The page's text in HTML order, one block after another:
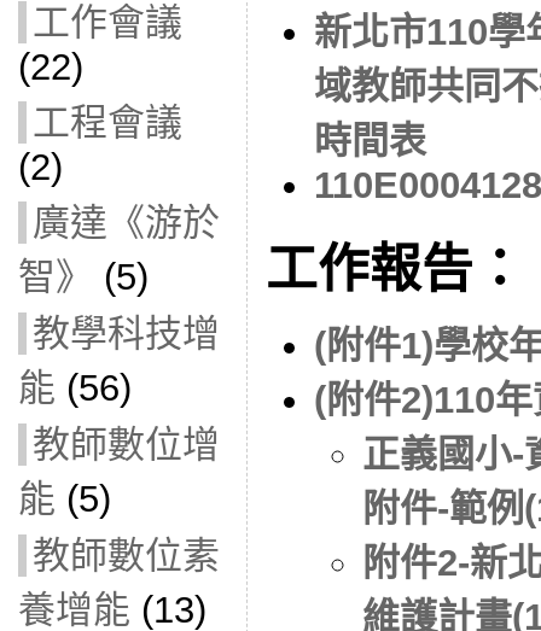
工作會議
(22)
工程會議
(2)
廣達《游於
智》
(5)
教學科技增
能 (56)
教師數位增
能 (5)
教師數位素
養增能 (13)
新北市110學
域教師共同
時間表
110E0004128
工作報告：
(附件1)學校
(附件2)110
正義國小-
附件-範例
附件2-新
維護計畫